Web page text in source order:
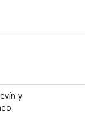
y